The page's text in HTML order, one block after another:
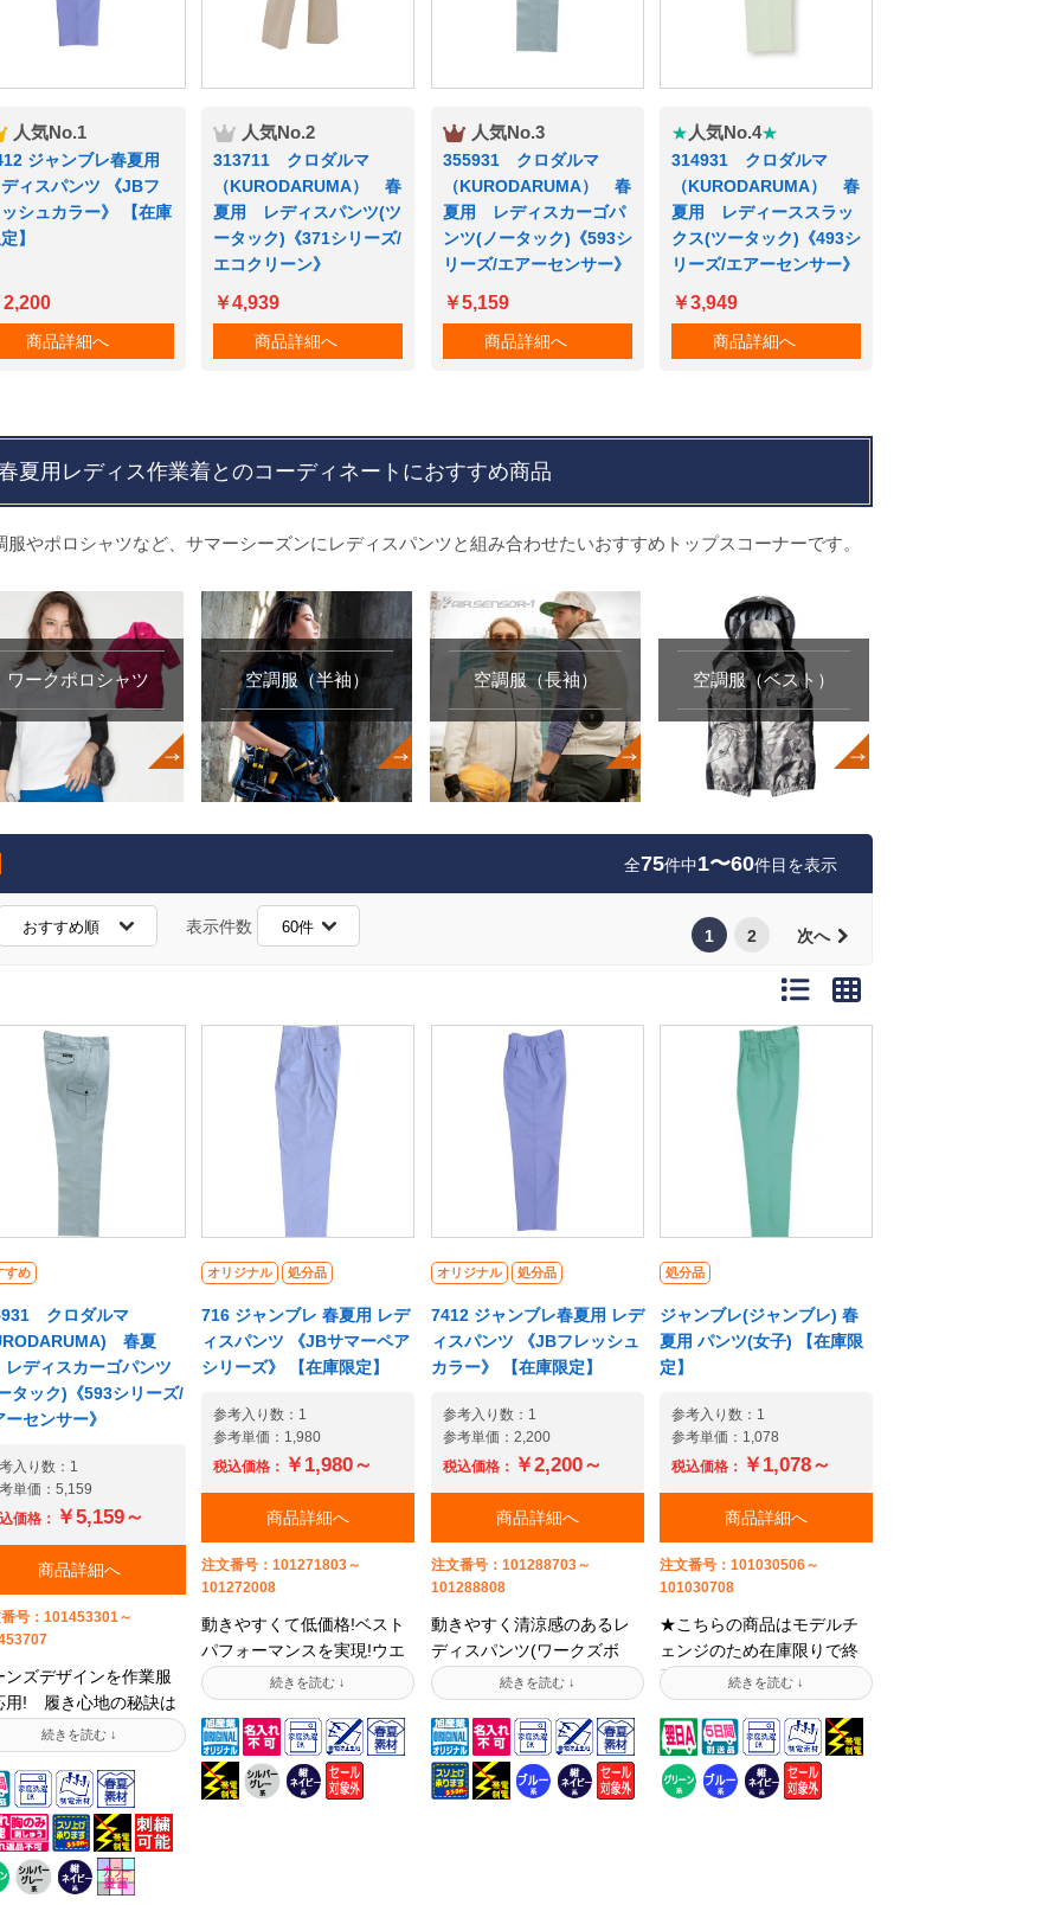
人気No.1
ジャンブレ春夏用
ィスパンツ 《JBフ
シュカラー》 【在庫
】
2,200
商品詳細へ
人気No.2
313711 クロダルマ
（KURODARUMA） 春
夏用 レディスパンツ(ツ
ータック)《371シリーズ/
エコクリーン》
￥4,939
商品詳細へ
人気No.3
355931 クロダルマ
（KURODARUMA） 春
夏用 レディスカーゴパ
ンツ(ノータック)《593シ
リーズ/エアーセンサー》
￥5,159
商品詳細へ
★ 人気No.4★
314931 クロダルマ
（KURODARUMA） 春
夏用 レディーススラッ
クス(ツータック)《493シ
リーズ/エアーセンサー》
￥3,949
商品詳細へ
夏用レディス作業着とのコーディネートにおすすめ商品
服やポロシャツなど、サマーシーズンにレディスパンツと組み合わせたいおすすめトップスコーナーです。
ワークポロシャツ 空調服（半袖） 空調服（長袖） 空調服（ベスト）
全75件中1〜60件目を表示
表示件数 1 2 次へ
すめ
クロダルマ
春夏
ディスカーゴパンツ
タック)《593シリーズ/
ーセンサー》
入り数：1
単価：5,159
価格： ￥5,159～
商品詳細へ
号：101453301～
ンズデザインを作業服
用! 履き心地の秘訣は
!女性のためのカーゴ
ツをシリーズにご用意
した。後ろポケットの
V字の切りかえし(バッ
ーク)を採用。元はジー
生まれのパーツがウエ
からヒップにかけての
オリジナル 処分品
716 ジャンブレ 春夏用 レデ
ィスパンツ 《JBサマーペア
シリーズ》 【在庫限定】
参考入り数：1
参考単価：1,980
税込価格： ￥1,980～
商品詳細へ
注文番号：101271803～
101272008
動きやすくて低価格!ベスト
パフォーマンスを実現!ウエ
スト脇ゴム式でフィットし
やすいレディスパンツ。帯
電防止の制電糸入りで不快
な静電気を抑えます。ベー
シックなデザインで何処の
オリジナル 処分品
7412 ジャンブレ春夏用 レデ
ィスパンツ 《JBフレッシュ
カラー》 【在庫限定】
参考入り数：1
参考単価：2,200
税込価格： ￥2,200～
商品詳細へ
注文番号：101288703～
101288808
動きやすく清涼感のあるレ
ディスパンツ(ワークズボ
ン)90年代生まれのロングセ
ラーをモデルチェンジした
後継品ボトムス!価格や細か
いデザインを見直し、全体
の印象はそのままに生まれ
処分品
ジャンブレ(ジャンブレ) 春
夏用 パンツ(女子) 【在庫限
定】
参考入り数：1
参考単価：1,078
税込価格： ￥1,078～
商品詳細へ
注文番号：101030506～
101030708
★こちらの商品はモデルチ
ェンジのため在庫限りで終
了となります。ご注文前に
在庫状況をご確認くださ
い。スタイリッシュなカラ
ーアクセント。男女ペアで
企業のイメージアップ!男女